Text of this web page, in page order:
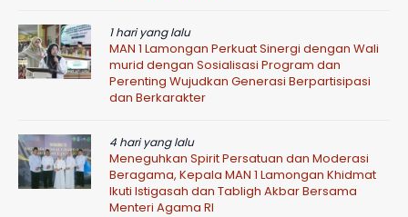
1 hari yang lalu
MAN 1 Lamongan Perkuat Sinergi dengan Wali
murid dengan Sosialisasi Program dan
Perenting Wujudkan Generasi Berpartisipasi
dan Berkarakter
4 hari yang lalu
Meneguhkan Spirit Persatuan dan Moderasi
Beragama, Kepala MAN 1 Lamongan Khidmat
Ikuti Istigasah dan Tabligh Akbar Bersama
Menteri Agama RI